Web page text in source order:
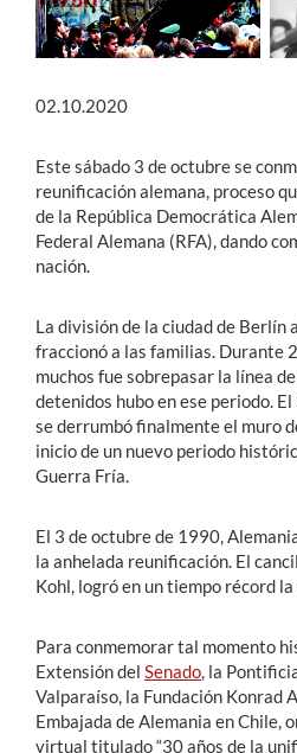
02.10.2020
Este sábado 3 de octubre se
reunificación alemana, proceso
de la República Democrática
Federal Alemana (RFA), dando
nación.
La división de la ciudad de Berlín
fraccionó a las familias. Durante
muchos fue sobrepasar la línea
detenidos hubo en ese periodo.
se derrumbó finalmente el muro
inicio de un nuevo periodo
Guerra Fría.
El 3 de octubre de 1990,
la anhelada reunificación. El
Kohl, logró en un tiempo récord
Para conmemorar tal momento
Extensión del Senado, la
Valparaíso, la Fundación Konrad
Embajada de Alemania en Chile,
virtual titulado “30 años de la